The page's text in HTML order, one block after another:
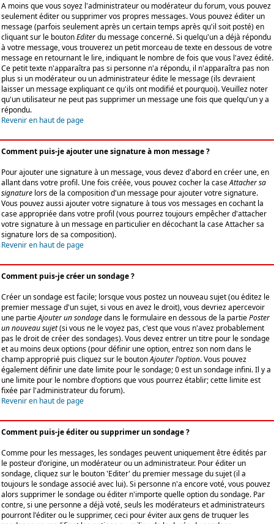
A moins que vous soyez l'administrateur ou modérateur du forum, vous pouvez
seulement éditer ou supprimer vos propres messages. Vous pouvez éditer un
message (parfois seulement après un certain temps après qu'il soit posté) en
cliquant sur le boutonEditerdu message concerné. Si quelqu'un a déjà répondu
à votre message, vous trouverez un petit morceau de texte en dessous de votre
message en retournant le lire, indiquant le nombre de fois que vous l'avez édité.
Ce petit texte n'apparaîtra pas si personne n'a répondu, il n'apparaîtra pas non
plus si un modérateur ou un administrateur édite le message (ils devraient
laisser un message expliquant ce qu'ils ont modifié et pourquoi). Veuillez noter
qu'un utilisateur ne peut pas supprimer un message une fois que quelqu'un y a
répondu.
Revenir en haut de page
Comment puis-je ajouter une signature à mon message ?
Pour ajouter une signature à un message, vous devez d'abord en créer une, en
allant dans votre profil. Une fois créée, vous pouvez cocher la caseAttacher sa
signature lors de la composition d'un message pour ajouter votre signature.
Vous pouvez aussi ajouter votre signature à tous vos messages en cochant la
case appropriée dans votre profil (vous pourrez toujours empêcher d'attacher
votre signature à un message en particulier en décochant la case Attacher sa
signature lors de sa composition).
Revenir en haut de page
Comment puis-je créer un sondage ?
Créer un sondage est facile; lorsque vous postez un nouveau sujet (ou éditez le
premier message d'un sujet, si vous en avez le droit), vous devriez apercevoir
une partieAjouter un sondagedans le formulaire en dessous de la partiePoster
un nouveau sujet(si vous ne le voyez pas, c'est que vous n'avez probablement
pas le droit de créer des sondages). Vous devez entrer un titre pour le sondage
et au moins deux options (pour définir une option, entrez son nom dans le
champ approprié puis cliquez sur le boutonAjouter l'option. Vous pouvez
également définir une date limite pour le sondage; 0 est un sondage infini. Il y a
une limite pour le nombre d'options que vous pourrez établir; cette limite est
fixée par l'administrateur du forum).
Revenir en haut de page
Comment puis-je éditer ou supprimer un sondage ?
Comme pour les messages, les sondages peuvent uniquement être édités par
le posteur d'origine, un modérateur ou un administrateur. Pour éditer un
sondage, cliquez sur le bouton 'Editer' du premier message du sujet (il a
toujours le sondage associé avec lui). Si personne n'a encore voté, vous pouvez
alors supprimer le sondage ou éditer n'importe quelle option du sondage. Par
contre, si une personne a déjà voté, seuls les modérateurs et administrateurs
pourront l'éditer ou le supprimer, ceci pour éviter aux gens de truquer les